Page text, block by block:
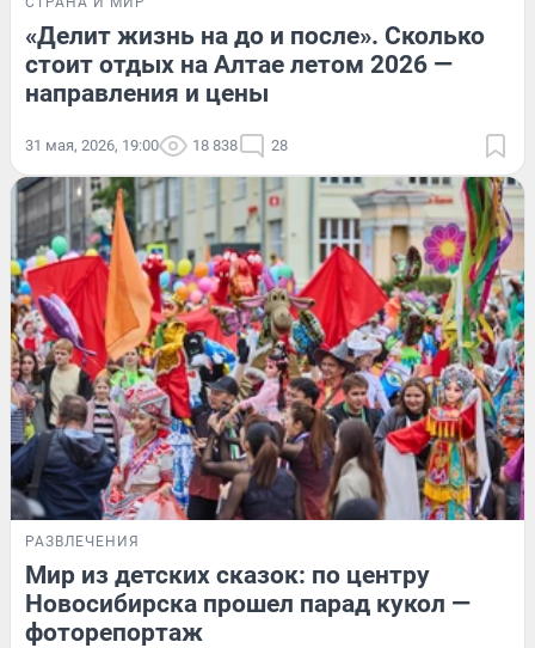
«Делит жизнь на до и после». Сколько
стоит отдых на Алтае летом 2026 —
направления и цены
31 мая, 2026, 19:00 18 838 28
РАЗВЛЕЧЕНИЯ
Мир из детских сказок: по центру
Новосибирска прошел парад кукол —
фоторепортаж